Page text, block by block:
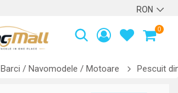
0
Barci / Navomodele / Motoare Pescuit